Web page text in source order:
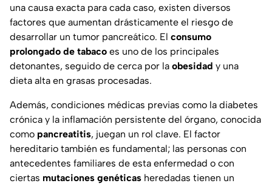
una causa exacta para cada caso, existen diversos
factores que aumentan drásticamente el riesgo de
desarrollar un tumor pancreático. El consumo
prolongado de tabaco es uno de los principales
detonantes, seguido de cerca por la obesidad y una
dieta alta en grasas procesadas.
Además, condiciones médicas previas como la diabetes
crónica y la inflamación persistente del órgano, conocida
como pancreatitis, juegan un rol clave. El factor
hereditario también es fundamental; las personas con
antecedentes familiares de esta enfermedad o con
ciertas mutaciones genéticas heredadas tienen un